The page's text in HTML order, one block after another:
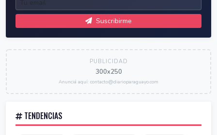
Suscribirme
PUBLICIDAD
300x250
Anunciá aquí: contacto@diarioparaguayo.com
TENDENCIAS